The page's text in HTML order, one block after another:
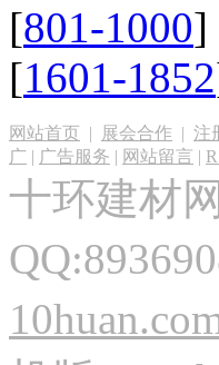
[801-1000
[1601-1852
网站首页 | 展会合作 | 注
广 | 广告服务 | 网站留言 |
十环建材